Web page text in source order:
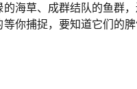
海草、成群结队的鱼群
你捕捉，要知道它们的